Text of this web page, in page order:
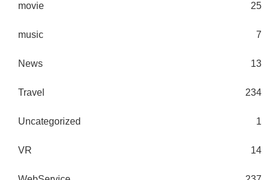
movie 25
music 7
News 13
Travel 234
Uncategorized 1
VR 14